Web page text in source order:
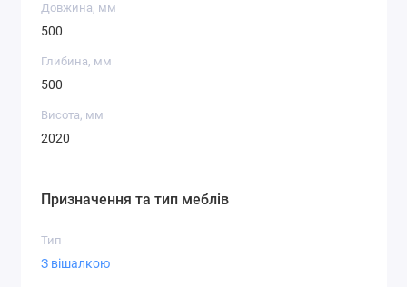
Довжина, мм
500
Глибина, мм
500
Висота, мм
2020
Призначення та тип меблів
Тип
З вішалкою